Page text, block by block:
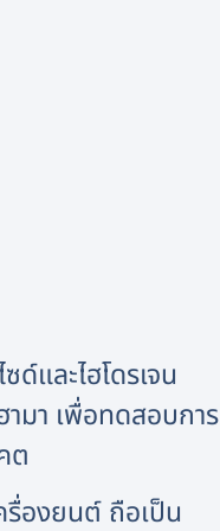
และไฮโดรเจน
มา เพื่อทดสอบการ
ต
รื่องยนต์ ถือเป็น